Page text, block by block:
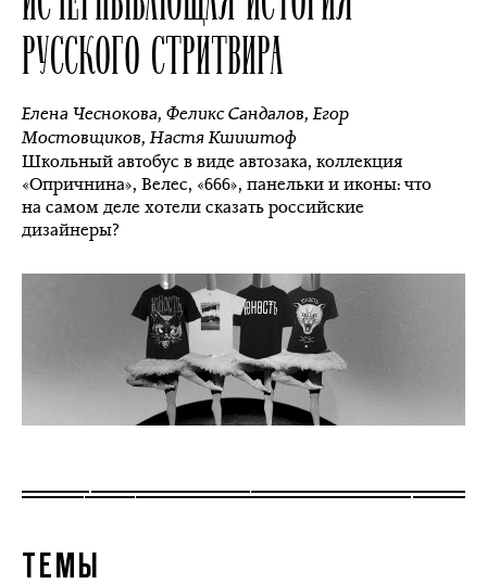
РУССКОГО СТРИТВИРА
Елена Чеснокова, Феликс Сандалов,Егор
Мостовщиков,Настя Кшиштоф
Школьный автобус в виде автозака, коллекция
«Опричнина», Велес, «666», панельки и иконы: что
на самом деле хотели сказать российские
дизайнеры?
ТЕМЫ